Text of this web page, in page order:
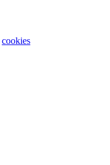
cookies